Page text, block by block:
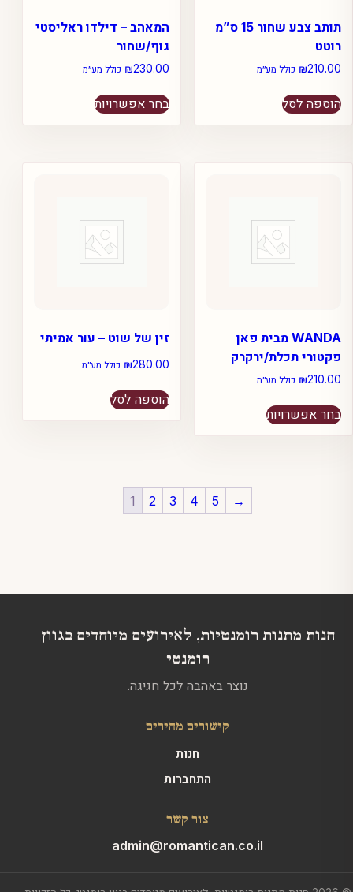
המאהב – דילדו ראליסטי
גוף/שחור
₪230.00 כולל מע״מ
בחר אפשרויותזה
את
האפשרויות
בעמוד
תותב צבע שחור 15 ס”מ
רוטט
₪210.00 כולל מע״מ
הוספה לסל
זין של שוט – עור אמיתי
₪280.00 כולל מע״מ
הוספה לסל
WANDA מבית פאן
פקטורי תכלת/ירקרק
₪210.00 כולל מע״מ
בחר אפשרויותזה
לבחור
1 2 3 4 5 →
חנות מתנות רומנטיות, לאירועים מיוחדים בגוון
רומנטי
נוצר באהבה לכל חגיגה.
קישורים מהירים
חנות
התחברות
צור קשר
admin@romantican.co.il